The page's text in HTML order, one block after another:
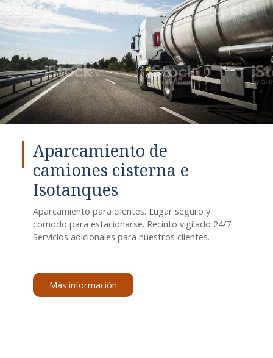
Aparcamiento de
camiones cisterna e
Isotanques
Aparcamiento para clientes. Lugar seguro y
cómodo para estacionarse. Recinto vigilado 24/7.
Servicios adicionales para nuestros clientes.
Más información